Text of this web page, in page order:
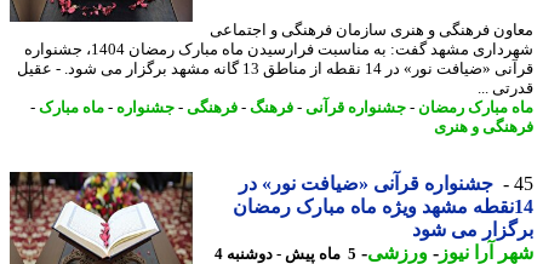
فرهنگی و هنری سازمان فرهنگی و اجتماعی
شهرداری مشهد گفت: به مناسبت فرارسیدن ماه مبارک رمضان 1404، جشنواره
قرآنی «ضیافت نور» در 14 نقطه از مناطق 13 گانه مشهد برگزار می شود. - عقیل
...
مبارک رمضان-جشنواره قرآنی- فرهنگ -فرهنگی-جشنواره- ماه مبارک-
و هنری
جشنواره قرآنی «ضیافت نور» در
14نقطه مشهد ویژه ماه مبارک رمضان
می شود
آرا نیوز-ورزشی-
5 ماه پیش - دوشنبه 4